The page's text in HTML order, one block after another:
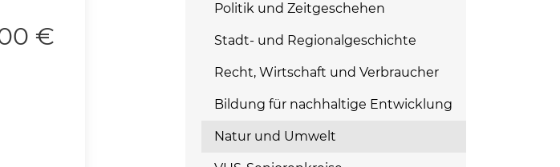
€
Politik und Zeitgeschehen
Stadt- und Regionalgeschichte
Recht, Wirtschaft und Verbraucher
Bildung für nachhaltige Entwicklung
Natur und Umwelt